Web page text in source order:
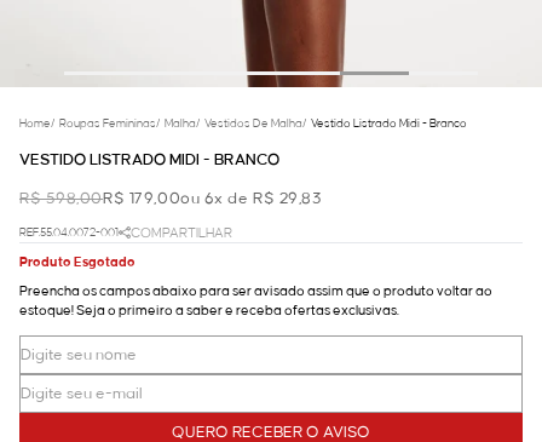
Home/ Roupas Femininas/ Malha/ Vestidos De Malha/ Vestido Listrado Midi - Branco
VESTIDO LISTRADO MIDI - BRANCO
R$ 598,00R$ 179,00ou 6x de R$ 29,83
REF.55.04.0072-001
COMPARTILHAR
Produto Esgotado
Preencha os campos abaixo para ser avisado assim que o produto voltar ao
estoque! Seja o primeiro a saber e receba ofertas exclusivas.
QUERO RECEBER O AVISO